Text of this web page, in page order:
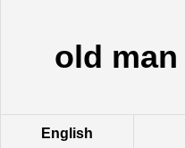
old man
English